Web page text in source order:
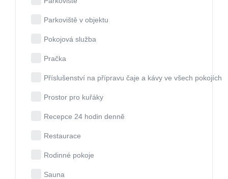
Parkoviště v objektu
Pokojová služba
Pračka
Příslušenství na přípravu čaje a kávy ve všech pokojích
Prostor pro kuřáky
Recepce 24 hodin denně
Restaurace
Rodinné pokoje
Sauna